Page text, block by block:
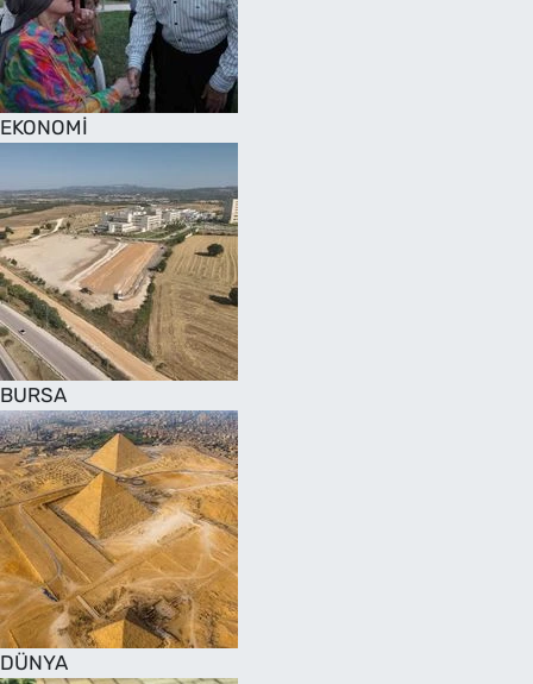
EKONOMİ
BURSA
DÜNYA
SAĞLIK
TV REHBERİ